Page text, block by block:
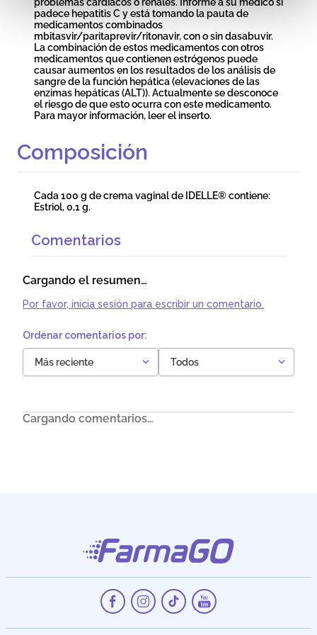
problemas cardíacos o renales. Informe a su médico si
padece hepatitis C y está tomando la pauta de
medicamentos combinados
mbitasvir/paritaprevir/ritonavir, con o sin dasabuvir.
La combinación de estos medicamentos con otros
medicamentos que contienen estrógenos puede
causar aumentos en los resultados de los análisis de
sangre de la función hepática (elevaciones de las
enzimas hepáticas (ALT)). Actualmente se desconoce
el riesgo de que esto ocurra con este medicamento.
Para mayor información, leer el inserto.
Composición
Cada 100 g de crema vaginal de IDELLE® contiene:
Estriol, 0,1 g.
Comentarios
Cargando el resumen…
Por favor, inicia sesión para escribir un comentario.
Más reciente Todos
Cargando comentarios…